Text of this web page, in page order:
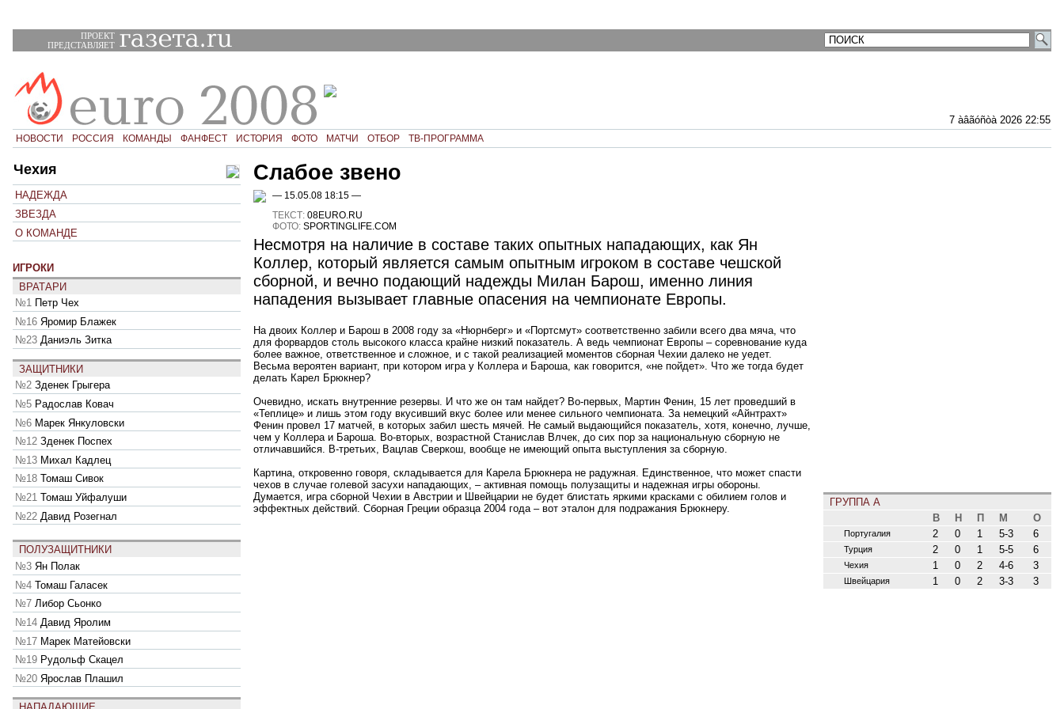
ПРОЕКТ
ПРЕДСТАВЛЯЕТ
7 àâãóñòà 2026 22:55
НОВОСТИ РОССИЯ КОМАНДЫ ФАНФЕСТ ИСТОРИЯ ФОТО МАТЧИ ОТБОР ТВ-ПРОГРАММА
Чехия
НАДЕЖДА
ЗВЕЗДА
О КОМАНДЕ
ИГРОКИ
ВРАТАРИ
№1 Петр Чех
№16 Яромир Блажек
№23 Даниэль Зитка
ЗАЩИТНИКИ
№2 Зденек Грыгера
№5 Радослав Ковач
№6 Марек Янкуловски
№12 Зденек Поспех
№13 Михал Кадлец
№18 Томаш Сивок
№21 Томаш Уйфалуши
№22 Давид Розегнал
ПОЛУЗАЩИТНИКИ
№3 Ян Полак
№4 Томаш Галасек
№7 Либор Сьонко
№14 Давид Яролим
№17 Марек Матейовски
№19 Рудольф Скацел
№20 Ярослав Плашил
Слабое звено
— 15.05.08 18:15 —
ТЕКСТ: 08EURO.RU
ФОТО: SPORTINGLIFE.COM
Несмотря на наличие в составе таких опытных нападающих, как Ян
Коллер, который является самым опытным игроком в составе чешской
сборной, и вечно подающий надежды Милан Барош, именно линия
нападения вызывает главные опасения на чемпионате Европы.
На двоих Коллер и Барош в 2008 году за «Нюрнберг» и «Портсмут» соответственно забили всего два мяча, что
для форвардов столь высокого класса крайне низкий показатель. А ведь чемпионат Европы – соревнование куда
более важное, ответственное и сложное, и с такой реализацией моментов сборная Чехии далеко не уедет.
Весьма вероятен вариант, при котором игра у Коллера и Бароша, как говорится, «не пойдет». Что же тогда будет
делать Карел Брюкнер?
Очевидно, искать внутренние резервы. И что же он там найдет? Во-первых, Мартин Фенин, 15 лет проведший в
«Теплице» и лишь этом году вкусивший вкус более или менее сильного чемпионата. За немецкий «Айнтрахт»
Фенин провел 17 матчей, в которых забил шесть мячей. Не самый выдающийся показатель, хотя, конечно, лучше,
чем у Коллера и Бароша. Во-вторых, возрастной Станислав Влчек, до сих пор за национальную сборную не
отличавшийся. В-третьих, Вацлав Сверкош, вообще не имеющий опыта выступления за сборную.
Картина, откровенно говоря, складывается для Карела Брюкнера не радужная. Единственное, что может спасти
чехов в случае голевой засухи нападающих, – активная помощь полузащиты и надежная игры обороны.
Думается, игра сборной Чехии в Австрии и Швейцарии не будет блистать яркими красками с обилием голов и
эффектных действий. Сборная Греции образца 2004 года – вот эталон для подражания Брюкнеру.
ГРУППА A
В
Н П М О
Португалия 2 0 1 5-3 6
Турция 2 0 1 5-5 6
Чехия 1 0 2 4-6 3
Швейцария 1 0 2 3-3 3